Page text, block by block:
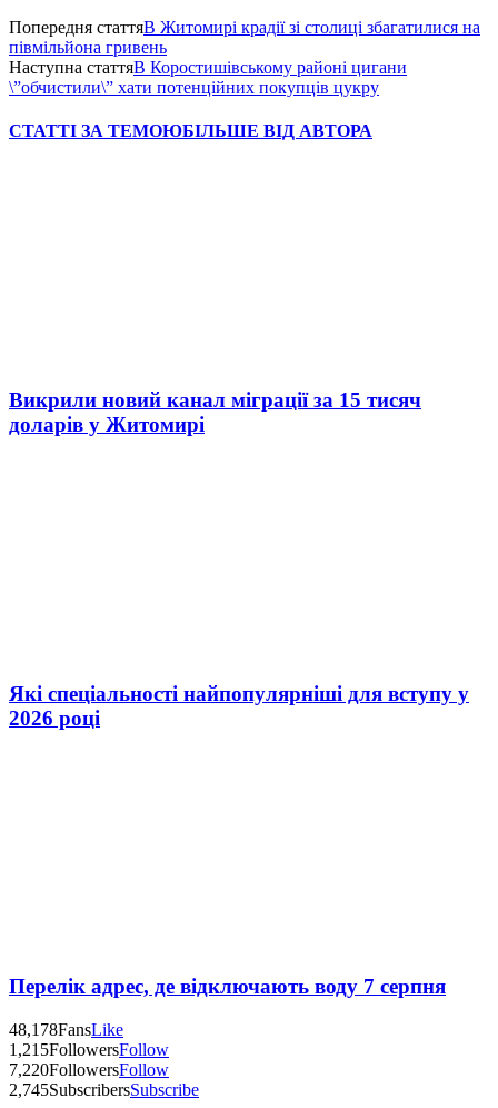
Попередня статтяВ Житомирі крадії зі столиці збагатилися на
півмільйона гривень
Наступна статтяВ Коростишівському районі цигани
\”обчистили\” хати потенційних покупців цукру
СТАТТІ ЗА ТЕМОЮБІЛЬШЕ ВІД АВТОРА
Викрили новий канал міграції за 15 тисяч
доларів у Житомирі
Які спеціальності найпопулярніші для вступу у
2026 році
Перелік адрес, де відключають воду 7 серпня
48,178FansLike
1,215FollowersFollow
7,220FollowersFollow
2,745SubscribersSubscribe